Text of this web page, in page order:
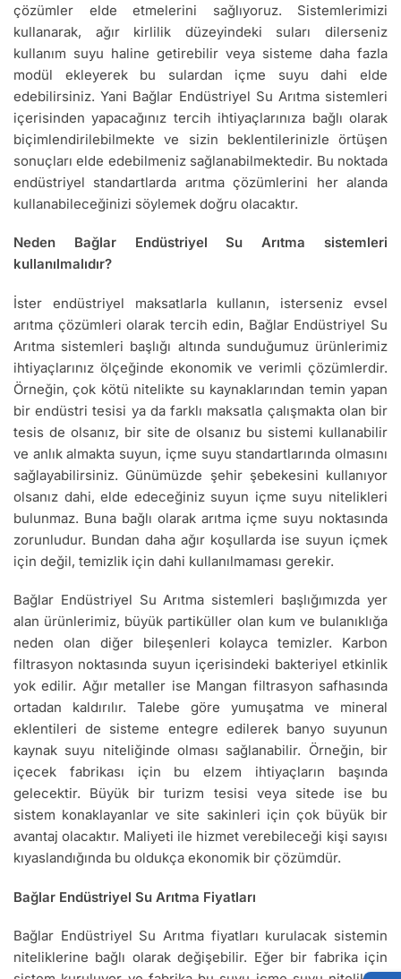
çözümler elde etmelerini sağlıyoruz. Sistemlerimizi
kullanarak, ağır kirlilik düzeyindeki suları dilerseniz
kullanım suyu haline getirebilir veya sisteme daha fazla
modül ekleyerek bu sulardan içme suyu dahi elde
edebilirsiniz. Yani Bağlar Endüstriyel Su Arıtma sistemleri
içerisinden yapacağınız tercih ihtiyaçlarınıza bağlı olarak
biçimlendirilebilmekte ve sizin beklentilerinizle örtüşen
sonuçları elde edebilmeniz sağlanabilmektedir. Bu noktada
endüstriyel standartlarda arıtma çözümlerini her alanda
kullanabileceğinizi söylemek doğru olacaktır.
Neden Bağlar Endüstriyel Su Arıtma sistemleri
kullanılmalıdır?
İster endüstriyel maksatlarla kullanın, isterseniz evsel
arıtma çözümleri olarak tercih edin, Bağlar Endüstriyel Su
Arıtma sistemleri başlığı altında sunduğumuz ürünlerimiz
ihtiyaçlarınız ölçeğinde ekonomik ve verimli çözümlerdir.
Örneğin, çok kötü nitelikte su kaynaklarından temin yapan
bir endüstri tesisi ya da farklı maksatla çalışmakta olan bir
tesis de olsanız, bir site de olsanız bu sistemi kullanabilir
ve anlık almakta suyun, içme suyu standartlarında olmasını
sağlayabilirsiniz. Günümüzde şehir şebekesini kullanıyor
olsanız dahi, elde edeceğiniz suyun içme suyu nitelikleri
bulunmaz. Buna bağlı olarak arıtma içme suyu noktasında
zorunludur. Bundan daha ağır koşullarda ise suyun içmek
için değil, temizlik için dahi kullanılmaması gerekir.
Bağlar Endüstriyel Su Arıtma sistemleri başlığımızda yer
alan ürünlerimiz, büyük partiküller olan kum ve bulanıklığa
neden olan diğer bileşenleri kolayca temizler. Karbon
filtrasyon noktasında suyun içerisindeki bakteriyel etkinlik
yok edilir. Ağır metaller ise Mangan filtrasyon safhasında
ortadan kaldırılır. Talebe göre yumuşatma ve mineral
eklentileri de sisteme entegre edilerek banyo suyunun
kaynak suyu niteliğinde olması sağlanabilir. Örneğin, bir
içecek fabrikası için bu elzem ihtiyaçların başında
gelecektir. Büyük bir turizm tesisi veya sitede ise bu
sistem konaklayanlar ve site sakinleri için çok büyük bir
avantaj olacaktır. Maliyeti ile hizmet verebileceği kişi sayısı
kıyaslandığında bu oldukça ekonomik bir çözümdür.
Bağlar Endüstriyel Su Arıtma Fiyatları
Bağlar Endüstriyel Su Arıtma fiyatları kurulacak sistemin
niteliklerine bağlı olarak değişebilir. Eğer bir fabrika için